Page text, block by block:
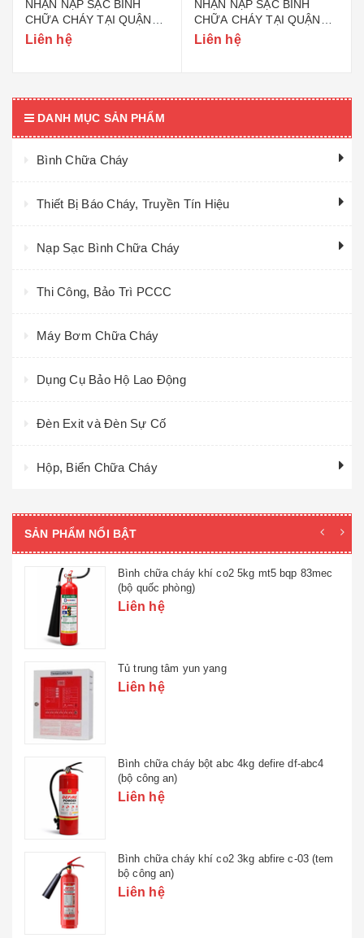
NHẬN NẠP SẠC BÌNH
CHỮA CHÁY TẠI QUẬN
ĐỐNG ĐA HÀ NỘI
Liên hệ
NHẬN NẠP SẠC BÌNH
CHỮA CHÁY TẠI QUẬN
HOÀNG MAI HÀ NỘI
Liên hệ
DANH MỤC SẢN PHẨM
Bình Chữa Cháy
Thiết Bị Báo Cháy, Truyền Tín Hiệu
Nạp Sạc Bình Chữa Cháy
Thi Công, Bảo Trì PCCC
Máy Bơm Chữa Cháy
Dụng Cụ Bảo Hộ Lao Động
Đèn Exit và Đèn Sự Cố
Hộp, Biển Chữa Cháy
SẢN PHẨM NỔI BẬT
Bình chữa cháy khí co2 5kg mt5 bqp 83mec
(bộ quốc phòng)
Liên hệ
Tủ trung tâm yun yang
Liên hệ
Bình chữa cháy bột abc 4kg defire df-abc4
(bộ công an)
Liên hệ
Bình chữa cháy khí co2 3kg abfire c-03 (tem
bộ công an)
Liên hệ